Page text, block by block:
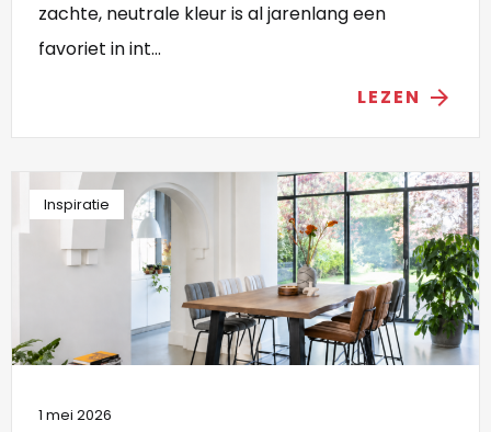
zachte, neutrale kleur is al jarenlang een
favoriet in int...
LEZEN arrow_forward
Inspiratie
1 mei 2026